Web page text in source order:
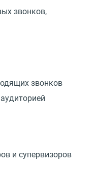
звонков,
звонков
и супервизоров